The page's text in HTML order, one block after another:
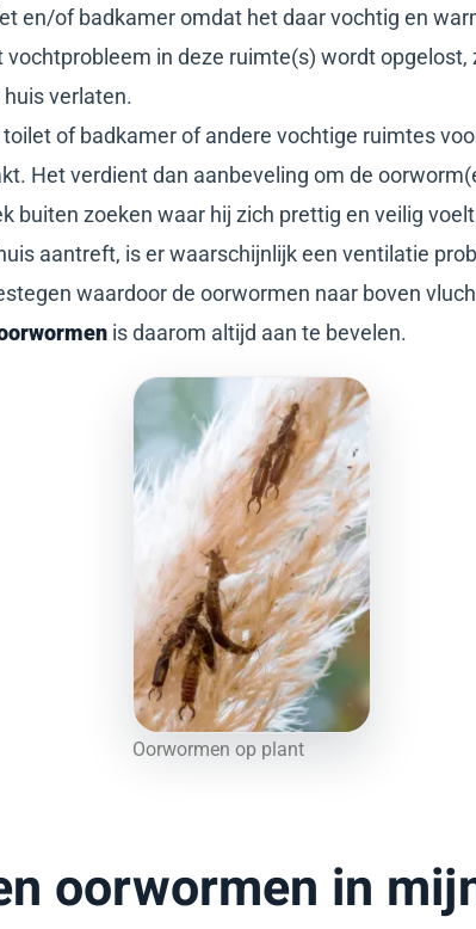
en/of badkamer omdat het daar vochtig en
vochtprobleem in deze ruimte(s) wordt
verlaten.
of badkamer of andere vochtige ruimtes
Het verdient dan aanbeveling om de
buiten zoeken waar hij zich prettig en veilig
aantreft, is er waarschijnlijk een ventilatie
waardoor de oorwormen naar boven
is daarom altijd aan te bevelen.
Oorwormen op plant
oorwormen in